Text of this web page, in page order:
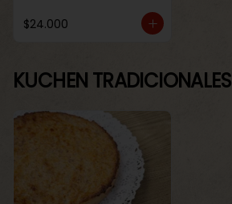
$24.000
KUCHEN TRADICIONALES